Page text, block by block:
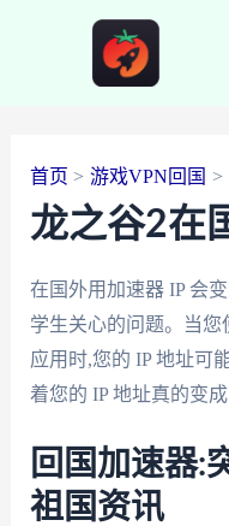
首页 游戏VPN回国
龙之谷2在
在国外用加速器 IP 会
学生关心的问题。当
应用时,您的 IP 地址可
着您的 IP 地址真的变成
回国加速器:
祖国资讯